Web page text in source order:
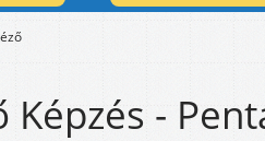
Képzés -